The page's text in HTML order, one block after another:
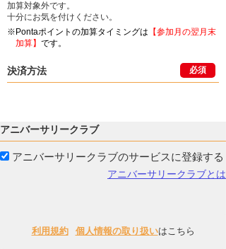
加算対象外です。
十分にお気を付けください。
※Pontaポイントの加算タイミングは 【参加月の翌月末
加算】 です。
決済方法 必須
アニバーサリークラブ
アニバーサリークラブのサービスに登録する
アニバーサリークラブとは
利用規約 個人情報の取り扱いはこちら